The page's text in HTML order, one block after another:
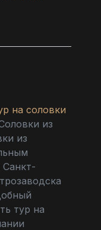
на соловки
из
из
тур на